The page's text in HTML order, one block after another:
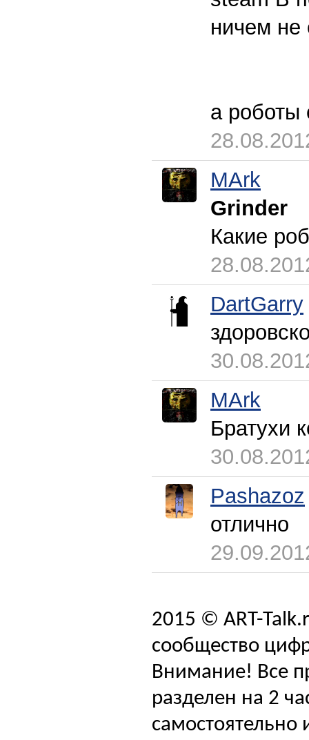
ничем не
а роботы
MArk
Grinder
Какие
DartGarry
MArk
Братухи
Pashazoz
отлично
2015 © ART-
сообщество
Внимание! Все
разделен на 2
самостоятельно